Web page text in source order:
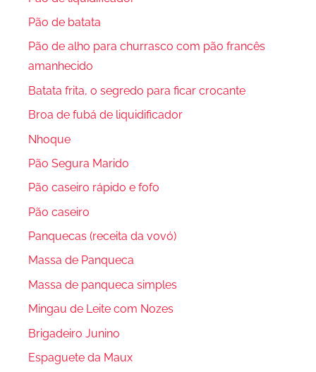
Pão de batata
Pão de alho para churrasco com pão francês
amanhecido
Batata frita, o segredo para ficar crocante
Broa de fubá de liquidificador
Nhoque
Pão Segura Marido
Pão caseiro rápido e fofo
Pão caseiro
Panquecas (receita da vovó)
Massa de Panqueca
Massa de panqueca simples
Mingau de Leite com Nozes
Brigadeiro Junino
Espaguete da Maux